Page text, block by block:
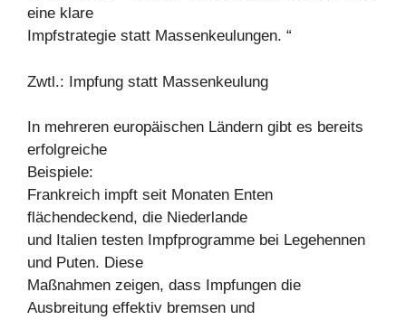
eine klare
Impfstrategie statt Massenkeulungen. “
Zwtl.: Impfung statt Massenkeulung
In mehreren europäischen Ländern gibt es bereits
erfolgreiche
Beispiele:
Frankreich impft seit Monaten Enten
flächendeckend, die Niederlande
und Italien testen Impfprogramme bei Legehennen
und Puten. Diese
Maßnahmen zeigen, dass Impfungen die
Ausbreitung effektiv bremsen und